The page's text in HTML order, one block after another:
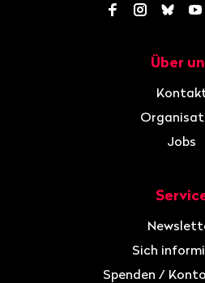
Facebook
Instagram
Bluesky
Über
Jobs
Sich
Spenden /